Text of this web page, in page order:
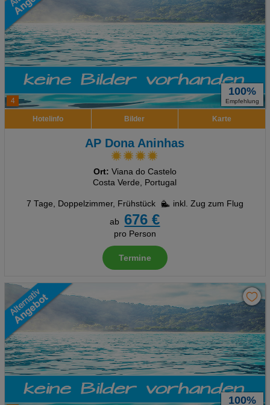
4
100%
Empfehlung
Hotelinfo Bilder Karte
AP Dona Aninhas
Ort: Viana do Castelo
Costa Verde, Portugal
7 Tage, Doppelzimmer, Frühstück
inkl. Zug zum Flug
ab
676 €
pro Person
Termine
100%